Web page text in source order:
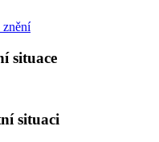
situace
situaci